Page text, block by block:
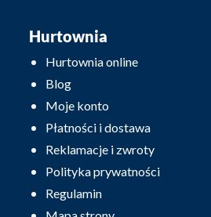
Hurtownia
Hurtownia online
Blog
Moje konto
Płatności i dostawa
Reklamacje i zwroty
Polityka prywatności
Regulamin